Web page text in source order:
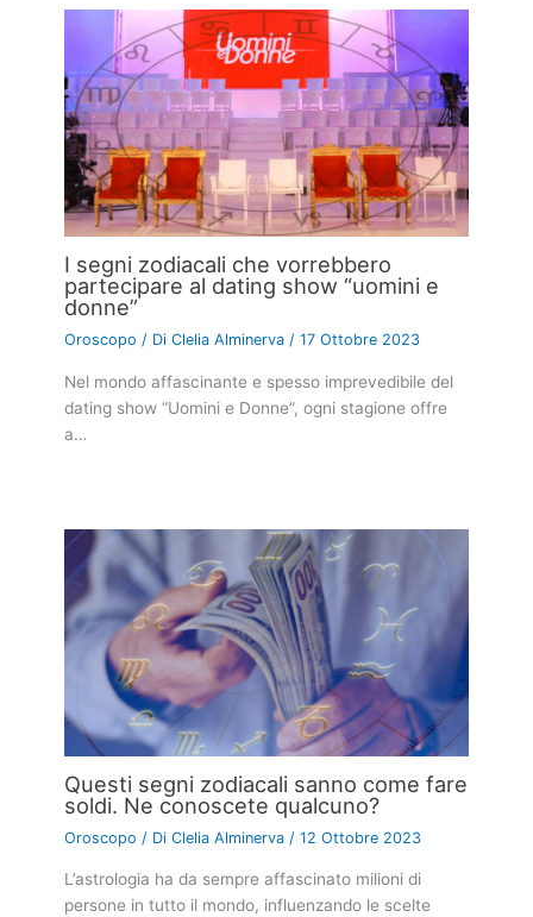
I segni zodiacali che vorrebbero
partecipare al dating show “uomini e
donne”
Oroscopo / DiClelia Alminerva/17 Ottobre 2023
Nel mondo affascinante e spesso imprevedibile del
dating show “Uomini e Donne”, ogni stagione offre
a…
Questi segni zodiacali sanno come fare
soldi. Ne conoscete qualcuno?
Oroscopo / DiClelia Alminerva /12 Ottobre 2023
L’astrologia ha da sempre affascinato milioni di
persone in tutto il mondo, influenzando le scelte